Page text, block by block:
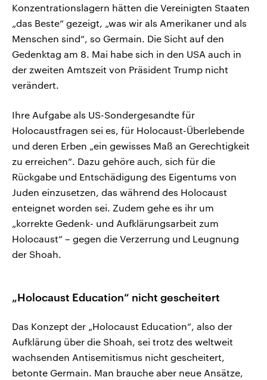
Konzentrationslagern hätten die Vereinigten Staaten
„das Beste“ gezeigt, „was wir als Amerikaner und als
Menschen sind“, so Germain. Die Sicht auf den
Gedenktag am 8. Mai habe sich in den USA auch in
der zweiten Amtszeit von Präsident Trump nicht
verändert.
Ihre Aufgabe als US-Sondergesandte für
Holocaustfragen sei es, für Holocaust-Überlebende
und deren Erben „ein gewisses Maß an Gerechtigkeit
zu erreichen“. Dazu gehöre auch, sich für die
Rückgabe und Entschädigung des Eigentums von
Juden einzusetzen, das während des Holocaust
enteignet worden sei. Zudem gehe es ihr um
„korrekte Gedenk- und Aufklärungsarbeit zum
Holocaust“ – gegen die Verzerrung und Leugnung
der Shoah.
„Holocaust Education“ nicht gescheitert
Das Konzept der „Holocaust Education“, also der
Aufklärung über die Shoah, sei trotz des weltweit
wachsenden Antisemitismus nicht gescheitert,
betonte Germain. Man brauche aber neue Ansätze,